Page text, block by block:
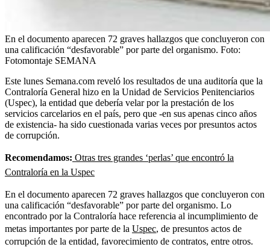
En el documento aparecen 72 graves hallazgos que concluyeron con
una calificación “desfavorable” por parte del organismo. Foto:
Fotomontaje SEMANA
Este lunes Semana.com reveló los resultados de una auditoría que la
Contraloría General hizo en la Unidad de Servicios Penitenciarios
(Uspec), la entidad que debería velar por la prestación de los
servicios carcelarios en el país, pero que -en sus apenas cinco años
de existencia- ha sido cuestionada varias veces por presuntos actos
de corrupción.
Recomendamos: Otras tres grandes ‘perlas’ que encontró la
Contraloría en la Uspec
En el documento aparecen 72 graves hallazgos que concluyeron con
una calificación “desfavorable” por parte del organismo. Lo
encontrado por la Contraloría hace referencia al incumplimiento de
metas importantes por parte de la Uspec, de presuntos actos de
corrupción de la entidad, favorecimiento de contratos, entre otros.